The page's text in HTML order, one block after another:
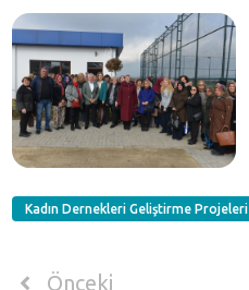
Kadın Dernekleri Geliştirme Projeleri
Önceki